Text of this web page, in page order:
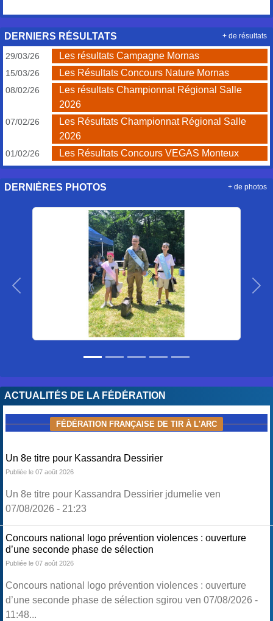
DERNIERS RÉSULTATS
29/03/26 Les résultats Campagne Mornas
15/03/26 Les Résultats Concours Nature Mornas
08/02/26
Les résultats Championnat Régional Salle
2026
07/02/26
Les Résultats Championnat Régional Salle
2026
01/02/26 Les Résultats Concours VEGAS Monteux
+ de résultats
DERNIÈRES PHOTOS
Précedent
+ de photos
ACTUALITÉS DE LA FÉDÉRATION
FÉDÉRATION FRANÇAISE DE TIR À L'ARC
Un 8e titre pour Kassandra Dessirier
Publiée le 07 août 2026
Un 8e titre pour Kassandra Dessirier jdumelie ven
07/08/2026 - 21:23
Concours national logo prévention violences : ouverture
d’une seconde phase de sélection
Publiée le 07 août 2026
Concours national logo prévention violences : ouverture
d’une seconde phase de sélection sgirou ven 07/08/2026 -
11:48...